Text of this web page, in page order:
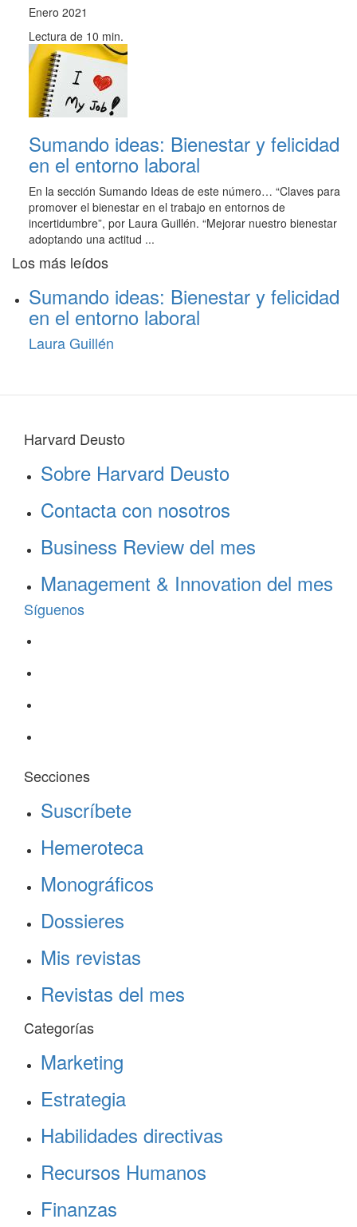
Enero 2021
Lectura de 10 min.
Sumando ideas: Bienestar y felicidad
en el entorno laboral
En la sección Sumando Ideas de este número… “Claves para
promover el bienestar en el trabajo en entornos de
incertidumbre”, por Laura Guillén. “Mejorar nuestro bienestar
adoptando una actitud ...
Los más leídos
Sumando ideas: Bienestar y felicidad
en el entorno laboral
Laura Guillén
Harvard Deusto
Sobre Harvard Deusto
Contacta con nosotros
Business Review del mes
Management & Innovation del mes
Síguenos
Secciones
Suscríbete
Hemeroteca
Monográficos
Dossieres
Mis revistas
Revistas del mes
Categorías
Marketing
Estrategia
Habilidades directivas
Recursos Humanos
Finanzas